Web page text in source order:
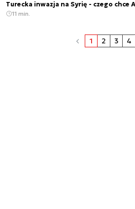
Turecka inwazja na Syrię - czego chce
11 min.
1 2 3 4